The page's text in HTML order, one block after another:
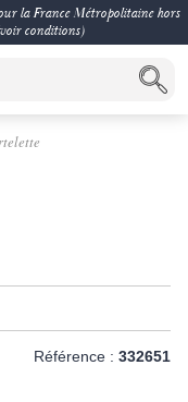
la France Métropolitaine hors
conditions)
Référence : 332651